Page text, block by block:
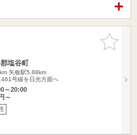
お気に入
りに追加
塩谷町
矢板駅5.88km
461号線を日光方面へ
～20:00
～